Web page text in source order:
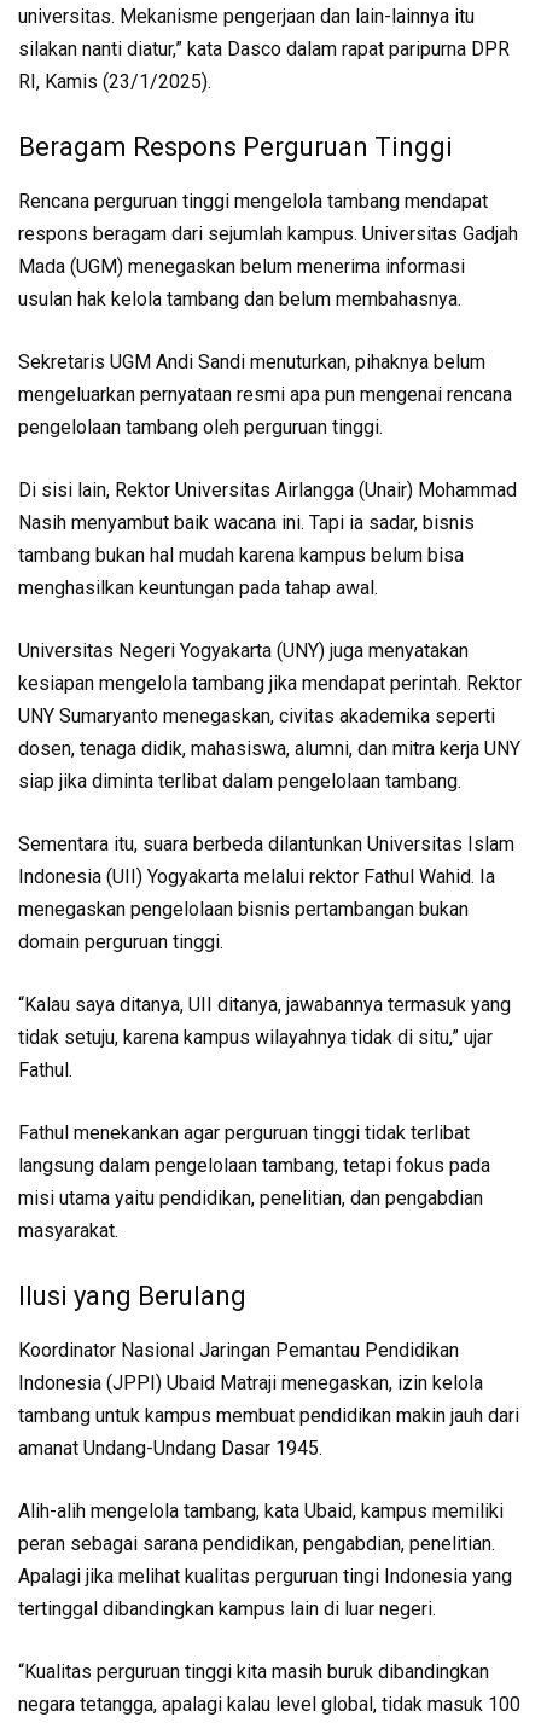
universitas. Mekanisme pengerjaan dan lain-lainnya itu
silakan nanti diatur,” kata Dasco dalam rapat paripurna DPR
RI, Kamis (23/1/2025).
Beragam Respons Perguruan Tinggi
Rencana perguruan tinggi mengelola tambang mendapat
respons beragam dari sejumlah kampus. Universitas Gadjah
Mada (UGM) menegaskan belum menerima informasi
usulan hak kelola tambang dan belum membahasnya.
Sekretaris UGM Andi Sandi menuturkan, pihaknya belum
mengeluarkan pernyataan resmi apa pun mengenai rencana
pengelolaan tambang oleh perguruan tinggi.
Di sisi lain, Rektor Universitas Airlangga (Unair) Mohammad
Nasih menyambut baik wacana ini. Tapi ia sadar, bisnis
tambang bukan hal mudah karena kampus belum bisa
menghasilkan keuntungan pada tahap awal.
Universitas Negeri Yogyakarta (UNY) juga menyatakan
kesiapan mengelola tambang jika mendapat perintah. Rektor
UNY Sumaryanto menegaskan, civitas akademika seperti
dosen, tenaga didik, mahasiswa, alumni, dan mitra kerja UNY
siap jika diminta terlibat dalam pengelolaan tambang.
Sementara itu, suara berbeda dilantunkan Universitas Islam
Indonesia (UII) Yogyakarta melalui rektor Fathul Wahid. Ia
menegaskan pengelolaan bisnis pertambangan bukan
domain perguruan tinggi.
“Kalau saya ditanya, UII ditanya, jawabannya termasuk yang
tidak setuju, karena kampus wilayahnya tidak di situ,” ujar
Fathul.
Fathul menekankan agar perguruan tinggi tidak terlibat
langsung dalam pengelolaan tambang, tetapi fokus pada
misi utama yaitu pendidikan, penelitian, dan pengabdian
masyarakat.
Ilusi yang Berulang
Koordinator Nasional Jaringan Pemantau Pendidikan
Indonesia (JPPI) Ubaid Matraji menegaskan, izin kelola
tambang untuk kampus membuat pendidikan makin jauh dari
amanat Undang-Undang Dasar 1945.
Alih-alih mengelola tambang, kata Ubaid, kampus memiliki
peran sebagai sarana pendidikan, pengabdian, penelitian.
Apalagi jika melihat kualitas perguruan tingi Indonesia yang
tertinggal dibandingkan kampus lain di luar negeri.
“Kualitas perguruan tinggi kita masih buruk dibandingkan
negara tetangga, apalagi kalau level global, tidak masuk 100